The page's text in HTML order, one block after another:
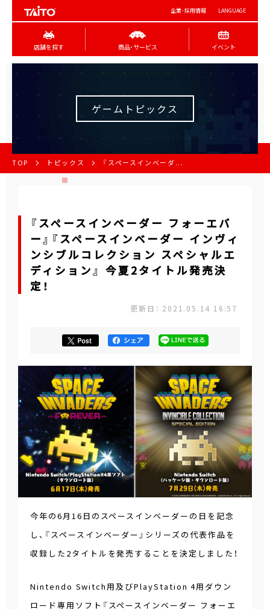
企業･採用情報 LANGUAGE
店舗を探す 商品･サービス イベント
ゲームトピックス
TOP トピックス 『スペースインベーダ...
『スペースインベーダー フォーエバ
ー』『スペースインベーダー インヴィ
ンシブルコレクション スペシャルエ
ディション』 今夏2タイトル発売決
定！
更新日： 2021.05.14 16:57
今年の6月16日のスペースインベーダーの日を記念
し、『スペースインベーダー』シリーズの代表作品を
収録した2タイトルを発売することを決定しました！
Nintendo Switch用及びPlayStation 4用ダウン
ロード専用ソフト『スペースインベーダー フォーエ